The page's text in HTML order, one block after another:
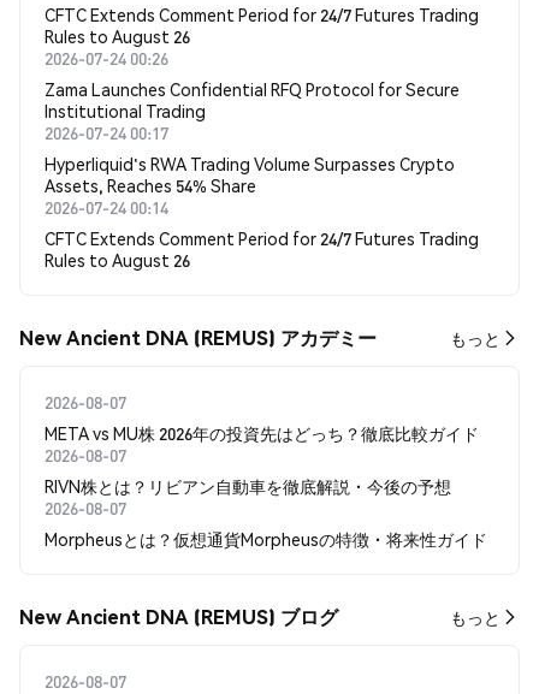
CFTC Extends Comment Period for 24/7 Futures Trading
Rules to August 26
2026-07-24 00:26
Zama Launches Confidential RFQ Protocol for Secure
Institutional Trading
2026-07-24 00:17
Hyperliquid's RWA Trading Volume Surpasses Crypto
Assets, Reaches 54% Share
2026-07-24 00:14
CFTC Extends Comment Period for 24/7 Futures Trading
Rules to August 26
New Ancient DNA (REMUS) アカデミー もっと
2026-08-07
META vs MU株 2026年の投資先はどっち？徹底比較ガイド
2026-08-07
RIVN株とは？リビアン自動車を徹底解説・今後の予想
2026-08-07
Morpheusとは？仮想通貨Morpheusの特徴・将来性ガイド
New Ancient DNA (REMUS) ブログ もっと
2026-08-07